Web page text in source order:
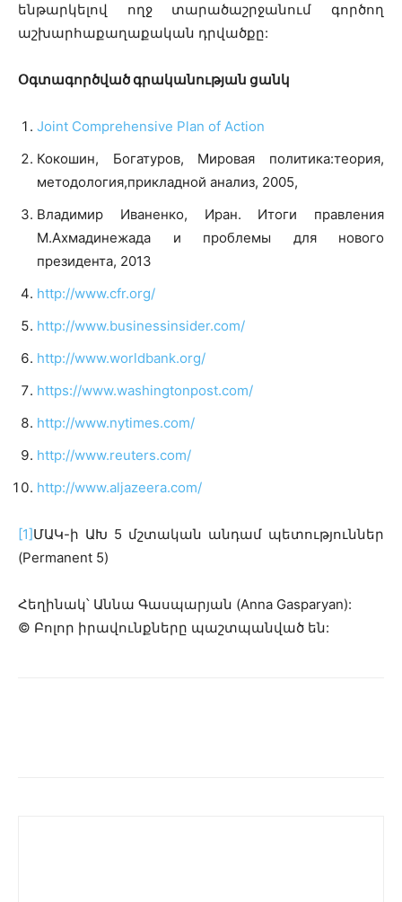
ենթարկելով ողջ տարածաշրջանում գործող
աշխարհաքաղաքական դրվածքը:
Օգտագործված գրականության ցանկ
Joint Comprehensive Plan of Action
Кокошин, Богатуров, Мировая политика:теория,
методология,прикладной анализ, 2005,
Владимир Иваненко, Иран. Итоги правления
М.Ахмадинежада и проблемы для нового
президента, 2013
http://www.cfr.org/
http://www.businessinsider.com/
http://www.worldbank.org/
https://www.washingtonpost.com/
http://www.nytimes.com/
http://www.reuters.com/
http://www.aljazeera.com/
[1]ՄԱԿ-ի ԱԽ 5 մշտական անդամ պետություններ
(Permanent 5)
Հեղինակ՝ Աննա Գասպարյան (Anna Gasparyan):
© Բոլոր իրավունքները պաշտպանված են: